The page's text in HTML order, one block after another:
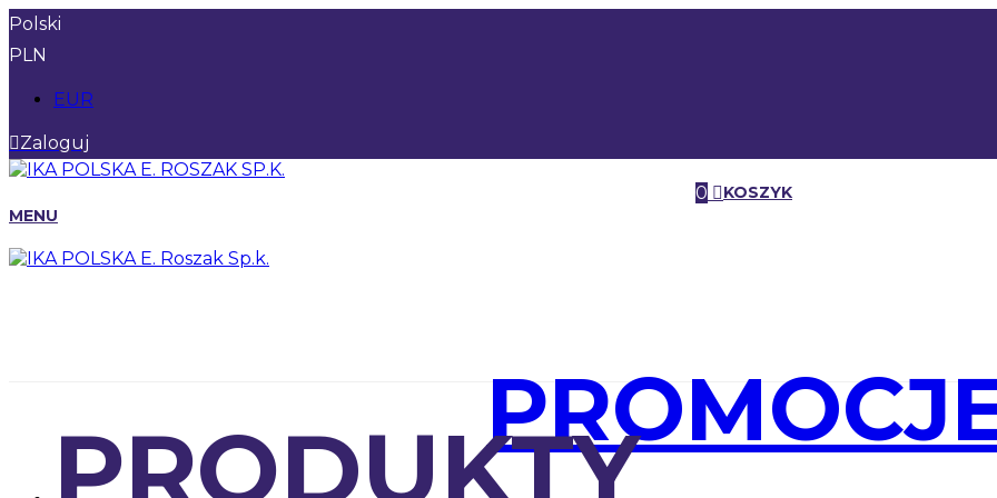
Polski
PLN
EUR
Zaloguj
0
KOSZYK
MENU
PRODUKTY